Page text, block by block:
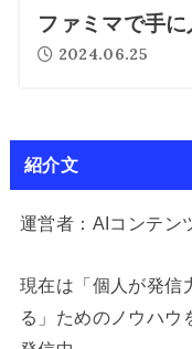
ファミマで手に
2024.06.25
紹介文
運営者：AIコンテン
現在は「個人が発信
る」ためのノウハウ